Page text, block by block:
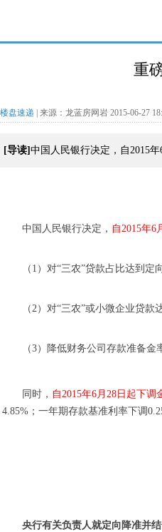
重
楼盘速递 | 来源：龙蓝房网岩 2015-06-27
[导读] 中国人民银行决定，自2015
中国人民银行决定， 自2015年
（1）对“三农”贷款占比达到
（2）对“三农”或小微企业贷
（3）降低财务公司存款准备
同时， 自2015年6月28日起下
4.85%；一年期存款基准利率下调
央行有关负责人就定向降准并